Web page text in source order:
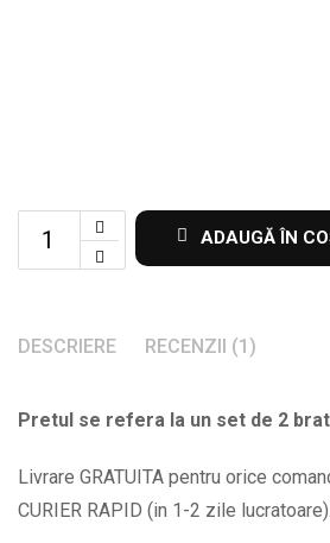
Set
personalizate
nume
ADAUGĂ ÎN
DESCRIERE RECENZII (1)
Pretul se refera la un set de 2
Livrare GRATUITA pentru orice
CURIER RAPID (in 1-2 zile lucratoare).